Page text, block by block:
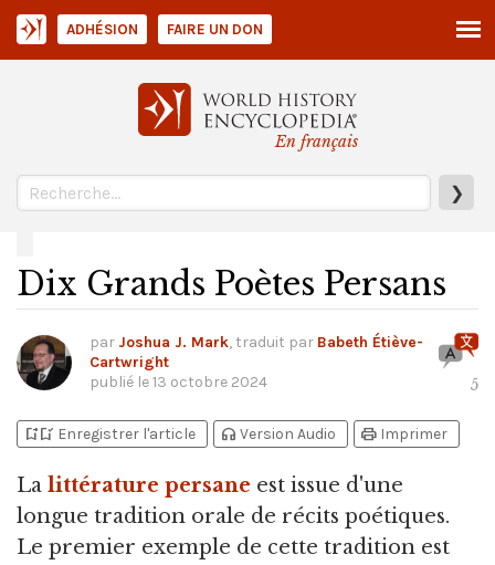
En français
❯
ADHÉSION FAIRE UN DON
Dix Grands Poètes Persans
par Joshua J. Mark, traduit par Babeth Étiève-
Cartwright
publié le13 octobre 2024 5
bookmark_addbookmark_added Enregistrer l'article headphones Version Audio print Imprimer
La littérature persane est issue d'une
longue tradition orale de récits poétiques.
Le premier exemple de cette tradition est